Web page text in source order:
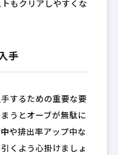
もクリアしやすくな
手
するための重要な要
うとオーブが無駄に
や排出率アップ中な
くよう心掛けましょ